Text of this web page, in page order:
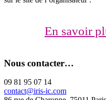
En savoir
Nous contacter…
09 81 95 07 14
contact@iris-ic.com